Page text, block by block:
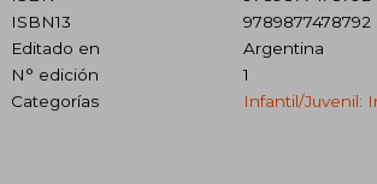
ISBN13
9789877478792
Editado en
Argentina
N° edición
1
Categorías
Infantil/juvenil: